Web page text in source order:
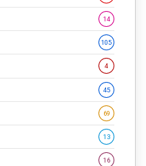
14
105
4
45
69
13
16